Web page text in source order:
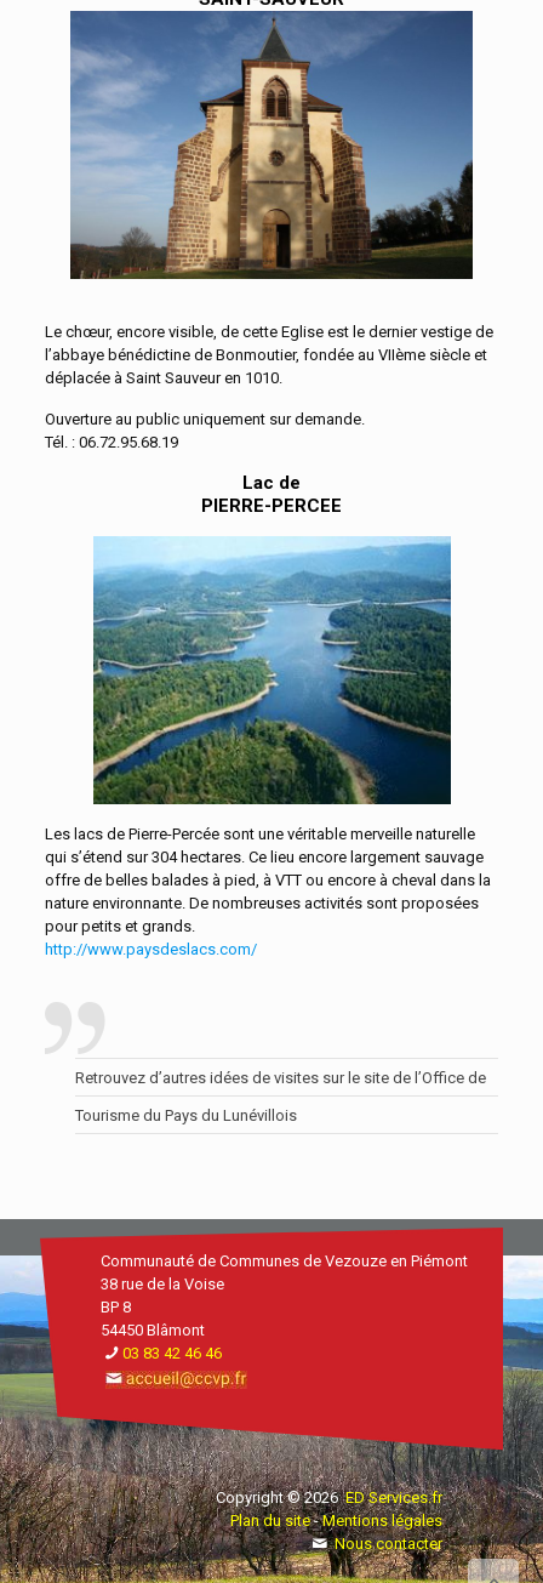
Le chœur, encore visible, de cette Eglise est le dernier vestige de
l’abbaye bénédictine de Bonmoutier, fondée au VIIème siècle et
déplacée à Saint Sauveur en 1010.
Ouverture au public uniquement sur demande.
Tél. : 06.72.95.68.19
Lac de
PIERRE-PERCEE
Les lacs de Pierre-Percée sont une véritable merveille naturelle
qui s’étend sur 304 hectares. Ce lieu encore largement sauvage
offre de belles balades à pied, à VTT ou encore à cheval dans la
nature environnante. De nombreuses activités sont proposées
pour petits et grands.
http://www.paysdeslacs.com/
Retrouvez d’autres idées de visites sur le site de l’Office de
Tourisme du Pays du Lunévillois
Communauté de Communes de Vezouze en Piémont
38 rue de la Voise
BP 8
54450 Blâmont
03 83 42 46 46
Copyright © 2026ED Services.fr
Plan du site-Mentions légales
Nous contacter